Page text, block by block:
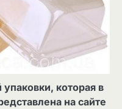
которая в
на сайте